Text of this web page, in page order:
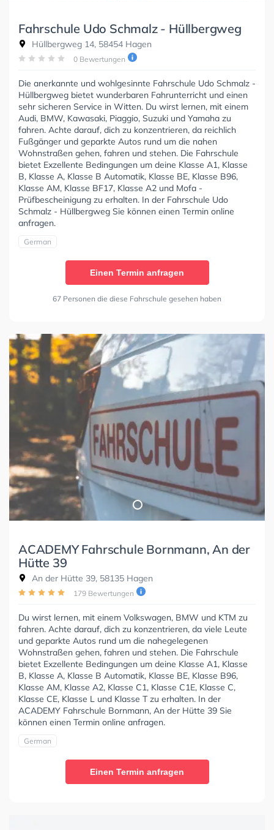
Fahrschule Udo Schmalz - Hüllbergweg
Hüllbergweg 14, 58454 Hagen
0 Bewertungen
Die anerkannte und wohlgesinnte Fahrschule Udo Schmalz -
Hüllbergweg bietet wunderbaren Fahrunterricht und einen
sehr sicheren Service in Witten. Du wirst lernen, mit einem
Audi, BMW, Kawasaki, Piaggio, Suzuki und Yamaha zu
fahren. Achte darauf, dich zu konzentrieren, da reichlich
Fußgänger und geparkte Autos rund um die nahen
Wohnstraßen gehen, fahren und stehen. Die Fahrschule
bietet Exzellente Bedingungen um deine Klasse A1, Klasse
B, Klasse A, Klasse B Automatik, Klasse BE, Klasse B96,
Klasse AM, Klasse BF17, Klasse A2 und Mofa -
Prüfbescheinigung zu erhalten. In der Fahrschule Udo
Schmalz - Hüllbergweg Sie können einen Termin online
anfragen.
German
Einen Termin anfragen
67 Personen die diese Fahrschule gesehen haben
ACADEMY Fahrschule Bornmann, An der
Hütte 39
An der Hütte 39, 58135 Hagen
179 Bewertungen
Du wirst lernen, mit einem Volkswagen, BMW und KTM zu
fahren. Achte darauf, dich zu konzentrieren, da viele Leute
und geparkte Autos rund um die nahegelegenen
Wohnstraßen gehen, fahren und stehen. Die Fahrschule
bietet Exzellente Bedingungen um deine Klasse A1, Klasse
B, Klasse A, Klasse B Automatik, Klasse BE, Klasse B96,
Klasse AM, Klasse A2, Klasse C1, Klasse C1E, Klasse C,
Klasse CE, Klasse L und Klasse T zu erhalten. In der
ACADEMY Fahrschule Bornmann, An der Hütte 39 Sie
können einen Termin online anfragen.
German
Einen Termin anfragen